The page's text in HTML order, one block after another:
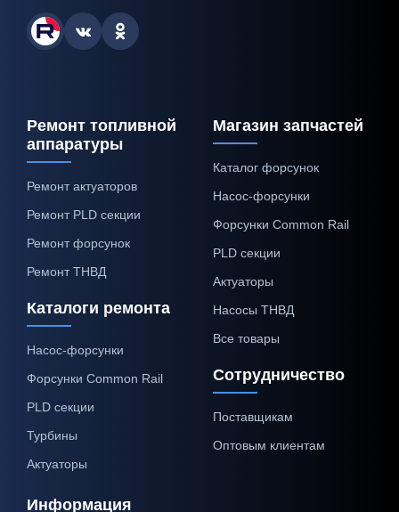
Ремонт топливной
аппаратуры
Ремонт актуаторов
Ремонт PLD секции
Ремонт форсунок
Ремонт ТНВД
Каталоги ремонта
Насос-форсунки
Форсунки Common Rail
PLD секции
Турбины
Актуаторы
Магазин запчастей
Каталог форсунок
Насос-форсунки
Форсунки Common Rail
PLD секции
Актуаторы
Насосы ТНВД
Все товары
Сотрудничество
Поставщикам
Оптовым клиентам
Информация